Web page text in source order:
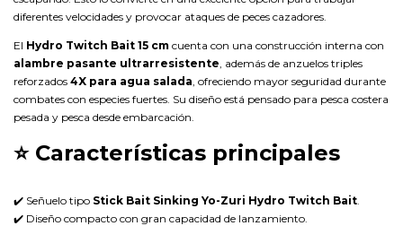
diferentes velocidades y provocar ataques de peces cazadores.
El Hydro Twitch Bait 15 cm cuenta con una construcción interna con
alambre pasante ultrarresistente, además de anzuelos triples
reforzados 4X para agua salada, ofreciendo mayor seguridad durante
combates con especies fuertes. Su diseño está pensado para pesca costera
pesada y pesca desde embarcación.
⭐ Características principales
✔️ Señuelo tipo Stick Bait Sinking Yo-Zuri Hydro Twitch Bait.
✔️ Diseño compacto con gran capacidad de lanzamiento.